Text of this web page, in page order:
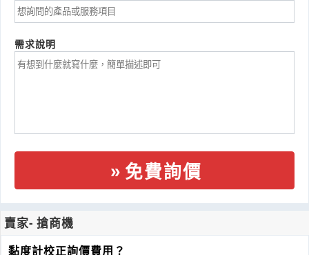
需求說明
免費詢價
賣家- 搶商機
黏度計校正詢價費用？